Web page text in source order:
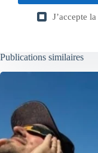
J’accepte la
Publications similaires